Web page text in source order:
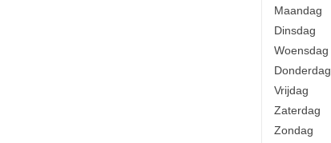
Maandag
Dinsdag
Woensdag
Donderdag
Vrijdag
Zaterdag
Zondag